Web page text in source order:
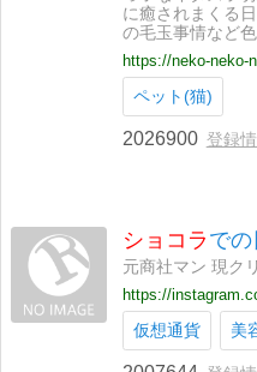
に癒されまくる
の毛玉事情など
https://neko-neko-
ペット(猫)
2026900 登録
ショコラ での
元商社マン 現ク
仮想通貨 美